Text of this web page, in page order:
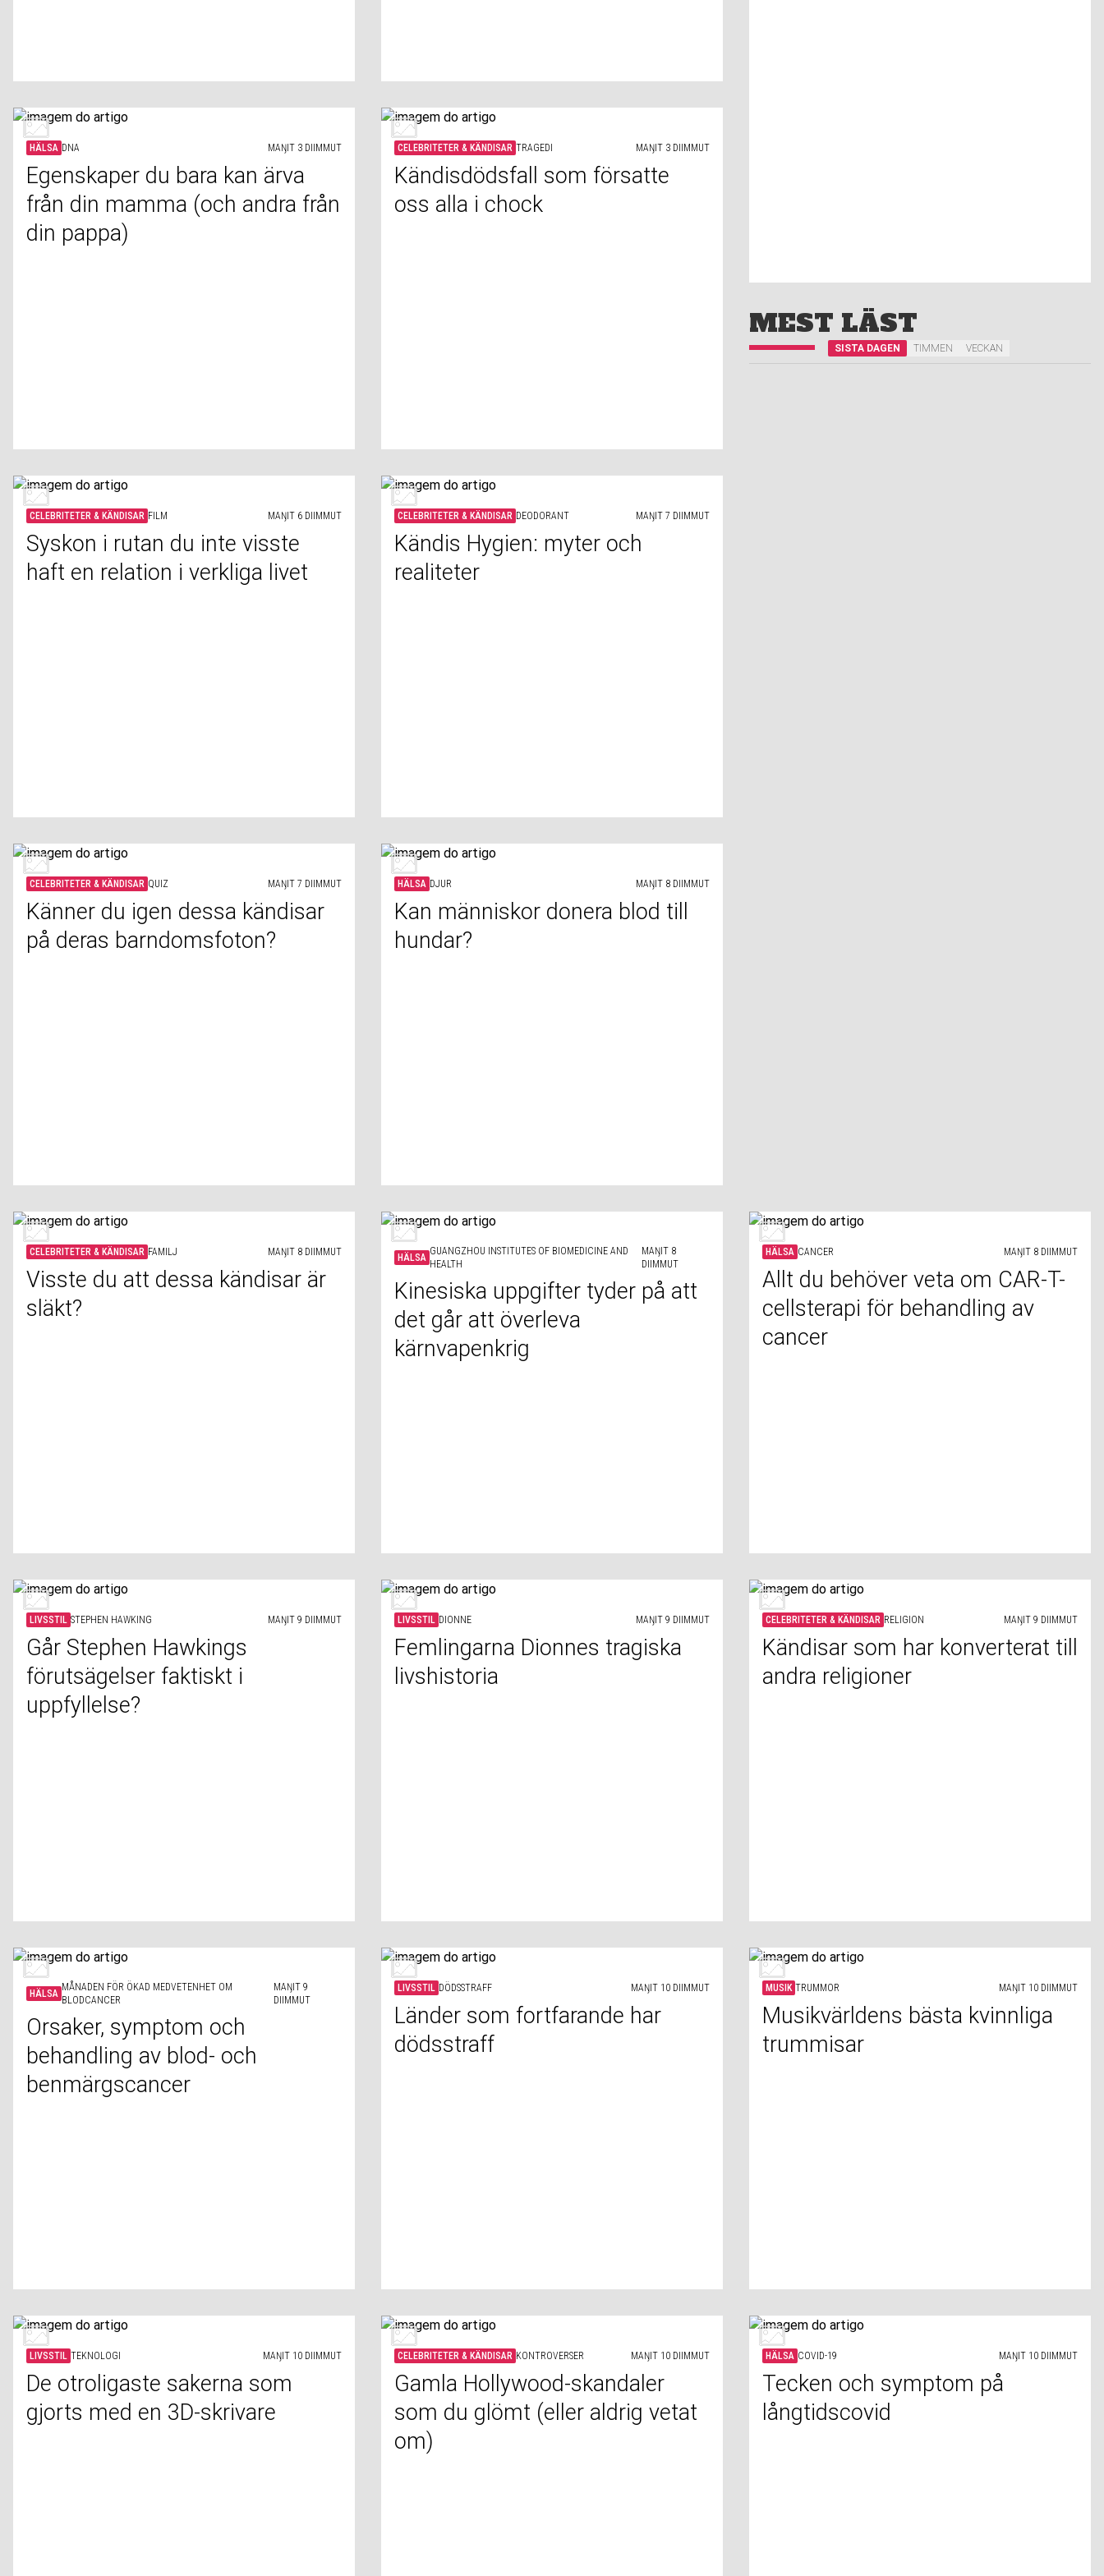
HÄLSA DNA MAŊIT 3 DIIMMUT
Egenskaper du bara kan ärva
från din mamma (och andra från
din pappa)
CELEBRITETER & KÄNDISAR TRAGEDI MAŊIT 3 DIIMMUT
Kändisdödsfall som försatte
oss alla i chock
CELEBRITETER & KÄNDISAR FILM MAŊIT 6 DIIMMUT
Syskon i rutan du inte visste
haft en relation i verkliga livet
CELEBRITETER & KÄNDISAR DEODORANT MAŊIT 7 DIIMMUT
Kändis Hygien: myter och
realiteter
CELEBRITETER & KÄNDISAR QUIZ MAŊIT 7 DIIMMUT
Känner du igen dessa kändisar
på deras barndomsfoton?
HÄLSA DJUR MAŊIT 8 DIIMMUT
Kan människor donera blod till
hundar?
MEST LÄST
SISTA DAGEN TIMMEN VECKAN
CELEBRITETER & KÄNDISAR FAMILJ MAŊIT 8 DIIMMUT
Visste du att dessa kändisar är
släkt?
HÄLSA
GUANGZHOU INSTITUTES OF BIOMEDICINE AND
HEALTH
MAŊIT 8
DIIMMUT
Kinesiska uppgifter tyder på att
det går att överleva
kärnvapenkrig
HÄLSA CANCER MAŊIT 8 DIIMMUT
Allt du behöver veta om CAR-T-
cellsterapi för behandling av
cancer
LIVSSTIL STEPHEN HAWKING MAŊIT 9 DIIMMUT
Går Stephen Hawkings
förutsägelser faktiskt i
uppfyllelse?
LIVSSTIL DIONNE MAŊIT 9 DIIMMUT
Femlingarna Dionnes tragiska
livshistoria
CELEBRITETER & KÄNDISAR RELIGION MAŊIT 9 DIIMMUT
Kändisar som har konverterat till
andra religioner
HÄLSA
MÅNADEN FÖR ÖKAD MEDVETENHET OM
BLODCANCER
MAŊIT 9
DIIMMUT
Orsaker, symptom och
behandling av blod- och
benmärgscancer
LIVSSTIL DÖDSSTRAFF MAŊIT 10 DIIMMUT
Länder som fortfarande har
dödsstraff
MUSIK TRUMMOR MAŊIT 10 DIIMMUT
Musikvärldens bästa kvinnliga
trummisar
LIVSSTIL TEKNOLOGI MAŊIT 10 DIIMMUT
De otroligaste sakerna som
gjorts med en 3D-skrivare
CELEBRITETER & KÄNDISAR KONTROVERSER MAŊIT 10 DIIMMUT
Gamla Hollywood-skandaler
som du glömt (eller aldrig vetat
om)
HÄLSA COVID-19 MAŊIT 10 DIIMMUT
Tecken och symptom på
långtidscovid